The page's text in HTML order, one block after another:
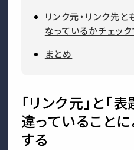
リンク元・リンク先と
なっているかチェック
まとめ
「リンク元」と「
違っていること
する